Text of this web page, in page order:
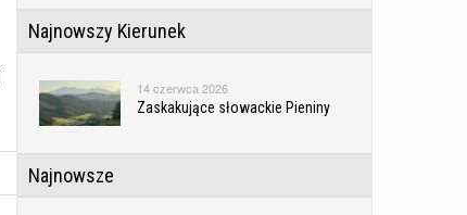
Najnowszy Kierunek
14 czerwca 2026
Zaskakujące słowackie Pieniny
Najnowsze